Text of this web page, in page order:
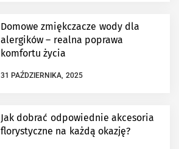
Domowe zmiękczacze wody dla
alergików – realna poprawa
komfortu życia
31 PAŹDZIERNIKA, 2025
Jak dobrać odpowiednie akcesoria
florystyczne na każdą okazję?